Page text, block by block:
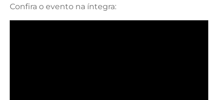
Confira o evento na íntegra: